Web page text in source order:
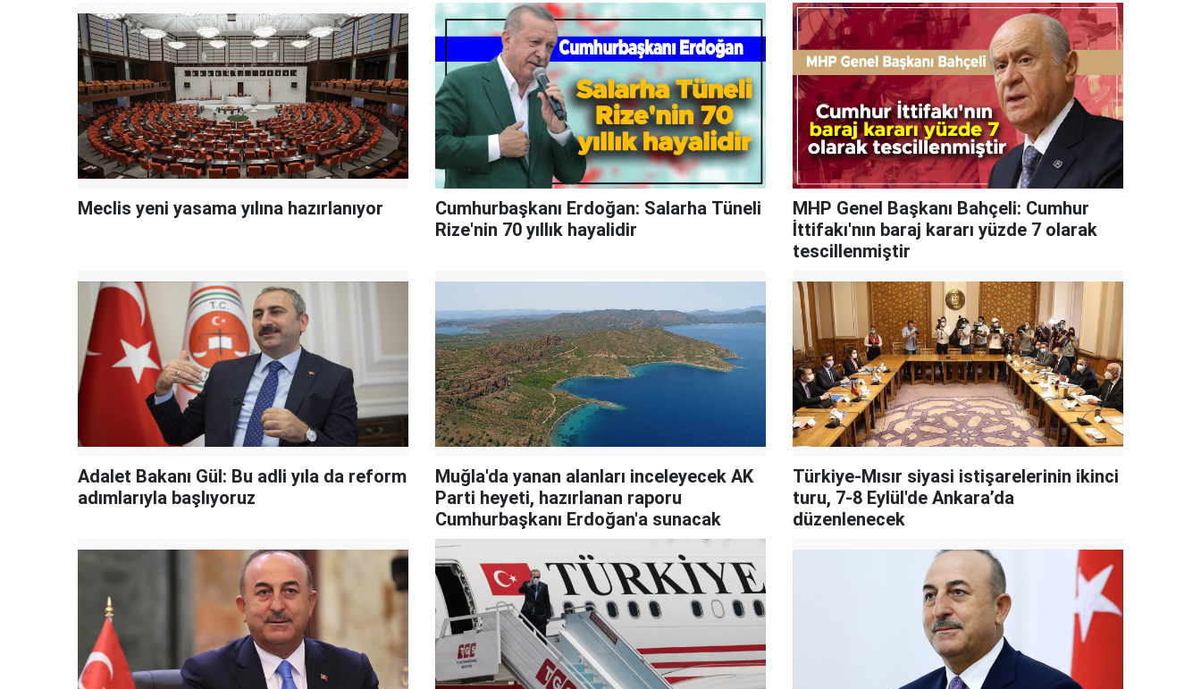
Meclis yeni yasama yılına hazırlanıyor
Cumhurbaşkanı Erdoğan: Salarha Tüneli
Rize'nin 70 yıllık hayalidir
MHP Genel Başkanı Bahçeli: Cumhur
İttifakı'nın baraj kararı yüzde 7 olarak
tescillenmiştir
Adalet Bakanı Gül: Bu adli yıla da reform
adımlarıyla başlıyoruz
Muğla'da yanan alanları inceleyecek AK
Parti heyeti, hazırlanan raporu
Cumhurbaşkanı Erdoğan'a sunacak
Türkiye-Mısır siyasi istişarelerinin ikinci
turu, 7-8 Eylül'de Ankara’da
düzenlenecek